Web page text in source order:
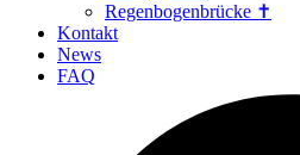
Regenbogenbrücke ✝
Kontakt
News
FAQ